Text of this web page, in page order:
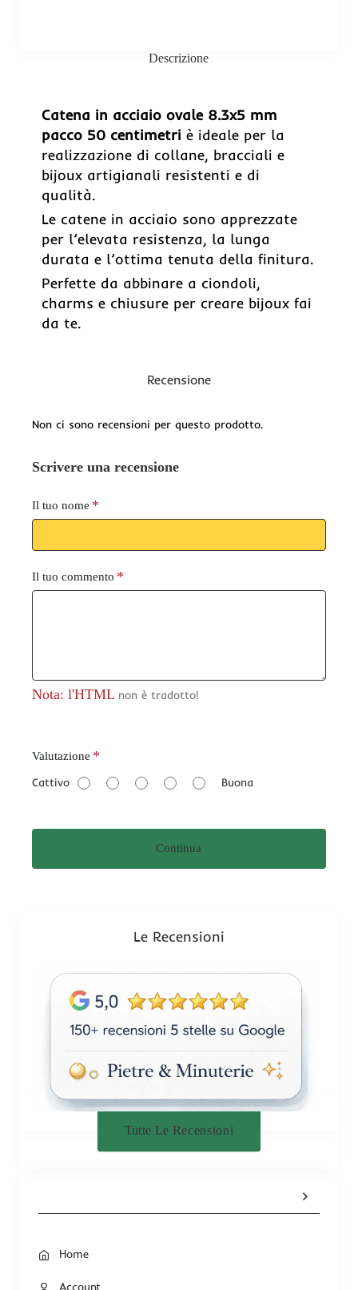
Descrizione
Catena in acciaio ovale 8.3x5 mm
pacco 50 centimetri è ideale per la
realizzazione di collane, bracciali e
bijoux artigianali resistenti e di
qualità.
Le catene in acciaio sono apprezzate
per l’elevata resistenza, la lunga
durata e l’ottima tenuta della finitura.
Perfette da abbinare a ciondoli,
charms e chiusure per creare bijoux fai
da te.
Recensione
Non ci sono recensioni per questo prodotto.
Scrivere una recensione
Il tuo nome
Il tuo commento
Nota: l'HTML non è tradotto!
V
l
t
z
Valutazione
Cattivo Buona
Continua
Le Recensioni
Tutte Le Recensioni
Home
Account